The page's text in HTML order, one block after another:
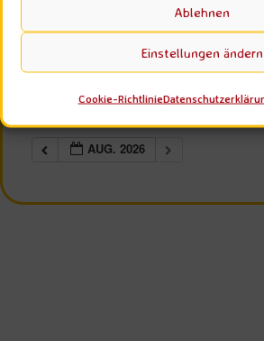
Ablehnen
Einstellungen ändern
Cookie-Richtlinie
Alles
30 Yoga Vidya Satsang@
Kassel
Aug. 30 um 19:00 – 20:15
AUG. 2026